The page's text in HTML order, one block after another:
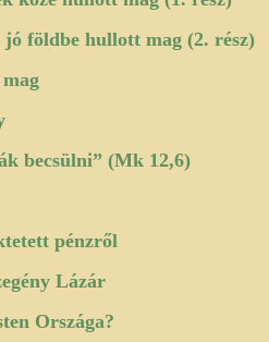
jó földbe hullott mag (2. rész)
becsülni” (Mk 12,6)
pénzről
Lázár
Országa?